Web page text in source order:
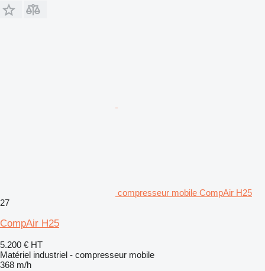
compresseur mobile CompAir H25
27
CompAir H25
5.200 € HT
Matériel industriel - compresseur mobile
368 m/h